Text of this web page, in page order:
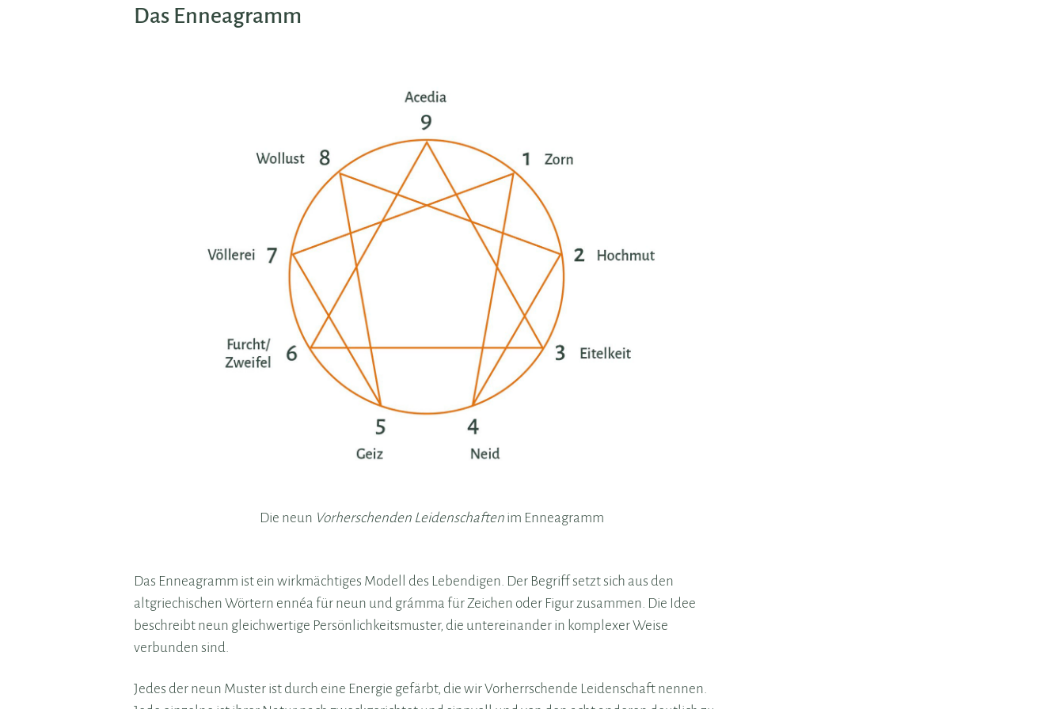
Das Enneagramm
Die neun Vorherschenden Leidenschaftenim Enneagramm
Das Enneagramm ist ein wirkmächtiges Modell des Lebendigen. Der Begriff setzt sich aus den
altgriechischen Wörtern ennéa für neun und grámma für Zeichen oder Figur zusammen. Die Idee
beschreibt neun gleichwertige Persönlichkeitsmuster, die untereinander in komplexer Weise
verbunden sind.
Jedes der neun Muster ist durch eine Energie gefärbt, die wir Vorherrschende Leidenschaft nennen.